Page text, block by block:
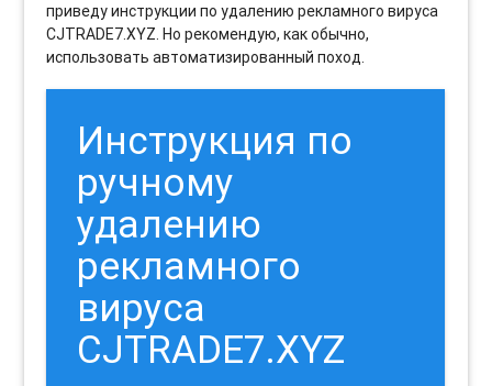
приведу инструкции по удалению рекламного вируса
CJTRADE7.XYZ. Но рекомендую, как обычно,
использовать автоматизированный поход.
Инструкция по
ручному
удалению
рекламного
вируса
CJTRADE7.XYZ